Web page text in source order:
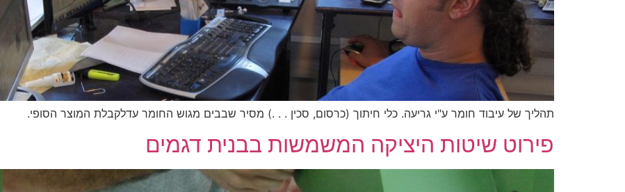
תהליך של עיבוד חומר ע"י גריעה. כלי חיתוך (כרסום, סכין . . .) מסיר שבבים מגוש החומר עדלקבלת המוצר הסופי.
פירוט שיטות היציקה המשמשות בבנית דגמים